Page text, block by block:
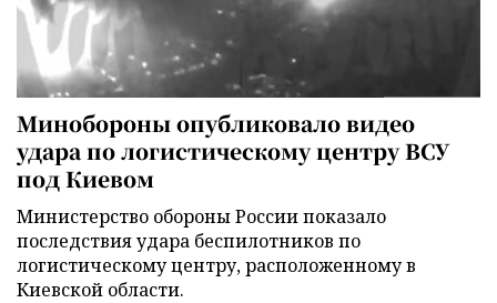
Минобороны опубликовало видео
удара по логистическому центру ВСУ
под Киевом
Министерство обороны России показало
последствия удара беспилотников по
логистическому центру, расположенному в
Киевской области.